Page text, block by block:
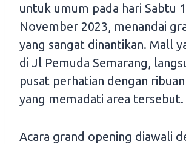
untuk umum pada hari Sabtu
November 2023, menandai
yang sangat dinantikan. Mall
di Jl Pemuda Semarang,
pusat perhatian dengan
yang memadati area tersebut.
Acara grand opening diawali